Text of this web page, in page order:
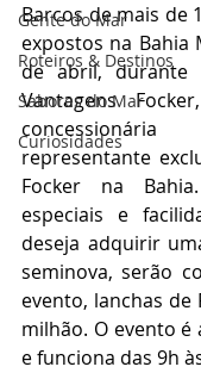
Gente do Mar
Roteiros & Destinos
Sabores do Mar
Curiosidades
Barcos de mais de
expostos na Bahia
de abril, durante
Vantagens
representante
Focker na
especiais e
deseja adquirir
seminova, serão
evento, lanchas de
milhão. O evento
e funciona das 9h